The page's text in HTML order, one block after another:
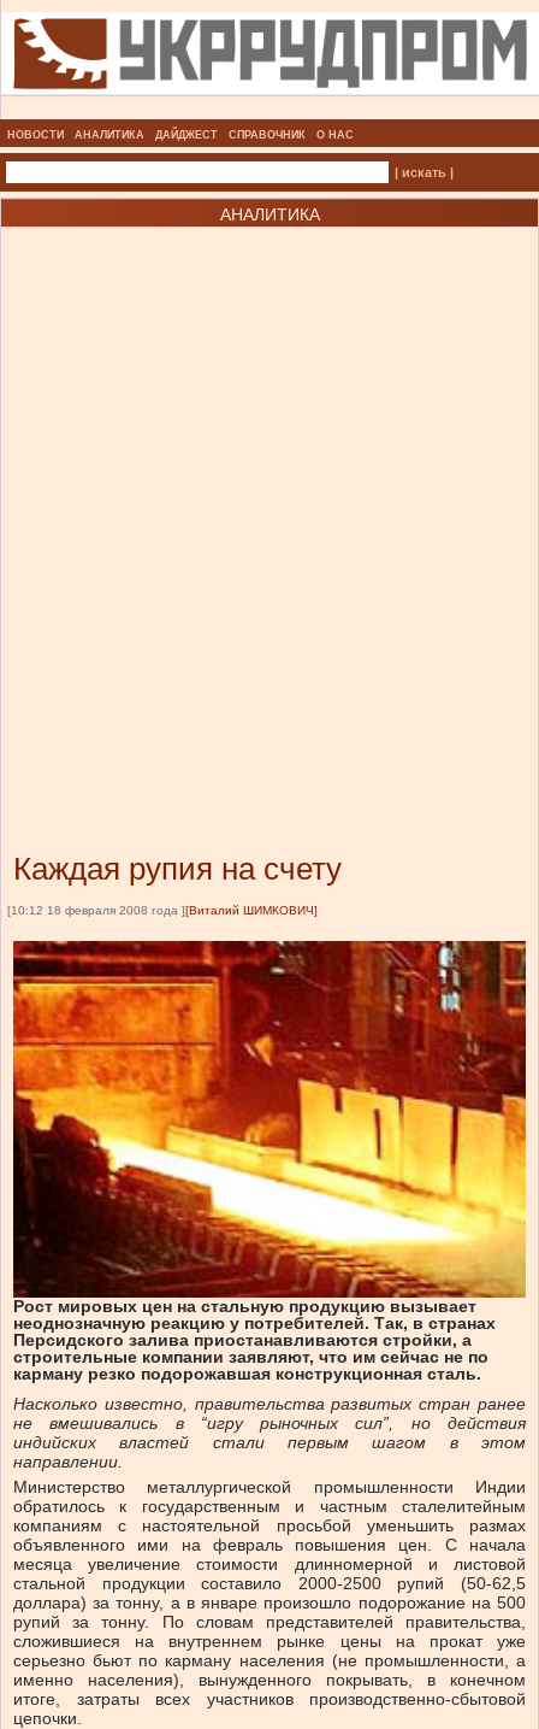
НОВОСТИ АНАЛИТИКА ДАЙДЖЕСТ СПРАВОЧНИК О НАС
| искать |
АНАЛИТИКА
Каждая рупия на счету
[10:12 18 февраля 2008 года ] [Виталий ШИМКОВИЧ]
Рост мировых цен на стальную продукцию вызывает
неоднозначную реакцию у потребителей. Так, в странах
Персидского залива приостанавливаются стройки, а
строительные компании заявляют, что им сейчас не по
карману резко подорожавшая конструкционная сталь.
Насколько известно, правительства развитых стран ранее
не вмешивались в “игру рыночных сил”, но действия
индийских властей стали первым шагом в этом
направлении.
Министерство металлургической промышленности Индии
обратилось к государственным и частным сталелитейным
компаниям с настоятельной просьбой уменьшить размах
объявленного ими на февраль повышения цен. С начала
месяца увеличение стоимости длинномерной и листовой
стальной продукции составило 2000-2500 рупий (50-62,5
доллара) за тонну, а в январе произошло подорожание на 500
рупий за тонну. По словам представителей правительства,
сложившиеся на внутреннем рынке цены на прокат уже
серьезно бьют по карману населения (не промышленности, а
именно населения), вынужденного покрывать, в конечном
итоге, затраты всех участников производственно-сбытовой
цепочки.